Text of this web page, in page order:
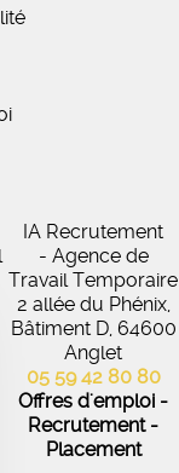
le
IA Recrutement
- Agence de
Travail Temporaire
2 allée du Phénix,
Bâtiment D, 64600
Anglet
05 59 42 80 80
Offres d'emploi -
Recrutement -
Placement